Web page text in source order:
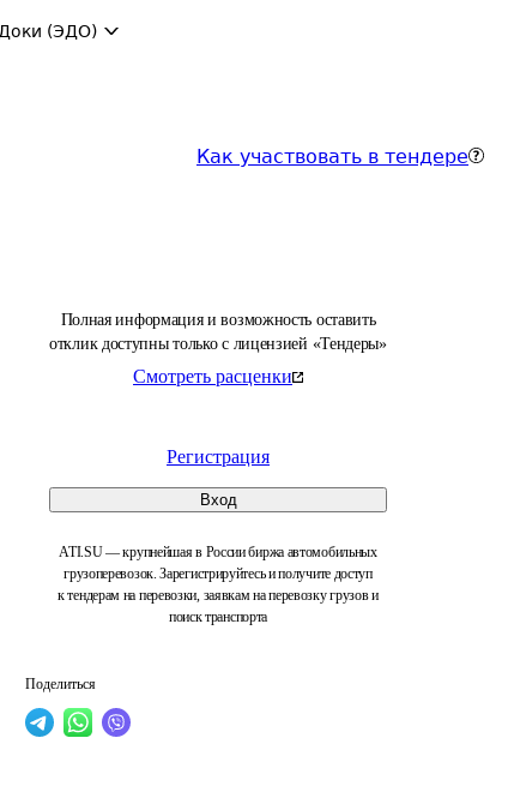
(ЭДО)
Как участвовать в тендере
Полная информация и возможность оставить
отклик доступны только с лицензией «Тендеры»
Смотреть расценки
Регистрация
Вход
ATI.SU — крупнейшая в России биржа автомобильных
грузоперевозок. Зарегистрируйтесь и получите доступ
к тендерам на перевозки, заявкам на перевозку грузов и
поиск транспорта
Поделиться